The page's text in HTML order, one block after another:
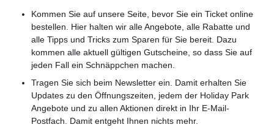
Kommen Sie auf unsere Seite, bevor Sie ein Ticket online
bestellen. Hier halten wir alle Angebote, alle Rabatte und
alle Tipps und Tricks zum Sparen für Sie bereit. Dazu
kommen alle aktuell gültigen Gutscheine, so dass Sie auf
jeden Fall ein Schnäppchen machen.
Tragen Sie sich beim Newsletter ein. Damit erhalten Sie
Updates zu den Öffnungszeiten, jedem der Holiday Park
Angebote und zu allen Aktionen direkt in Ihr E-Mail-
Postfach. Damit entgeht Ihnen nichts mehr.